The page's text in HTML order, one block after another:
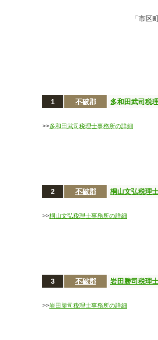
「市区
1 不破郡 多和田武司税
>>多和田武司税理士事務所の詳細
2 不破郡 桐山文弘税理
>>桐山文弘税理士事務所の詳細
3 不破郡 岩田勝司税理
>>岩田勝司税理士事務所の詳細